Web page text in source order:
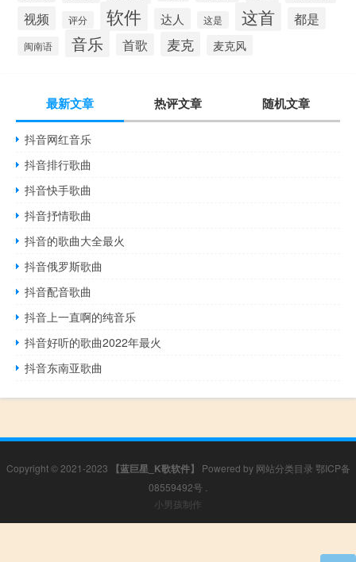
视频 评分 软件 达人 这是 这首 都是
闽南语 音乐 首歌 麦克 麦克风
最新文章 热评文章 随机文章
抖音网红音乐
抖音排行歌曲
抖音快手歌曲
抖音抒情歌曲
抖音的歌曲大全最火
抖音俄罗斯歌曲
抖音配音歌曲
抖音上一直啊的纯音乐
抖音好听的歌曲2022年最火
抖音东南亚歌曲
Copyright © 2021-2023 【蓝巨星_K歌软件】 Powered by 网站分类目录 鄂ICP备
08559492号
小男孩制作